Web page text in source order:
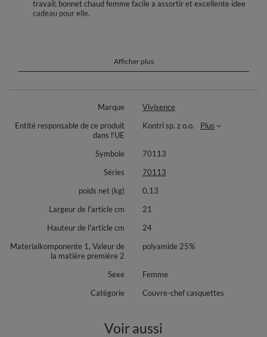
travail; bonnet chaud femme facile a assortir et excellente idee
cadeau pour elle.
respirabilité, idéale pour affronter le froid sans surchauffe. La texture ne
gratte pas, ce qui en fait un allié parfait pour la marche, les trajets en ville
facilement avec vos manteaux et écharpes préférés pour un look élégant
ensemble coordonné et harmonieux, adapté aussi bien au quotidien qu
aux occasions plus habillées.
Composition: 75% laine mérinos, 25% polyamide.
Afficher plus
Marque
Vivisence
Entité responsable de ce produit
dans l'UE
Kontri sp. z o.o. Plus
Symbole
70113
Séries
70113
poids net (kg)
0,13
Largeur de l'article cm
21
Hauteur de l'article cm
24
Materialkomponente 1, Valeur de
la matière première 2
polyamide 25%
Sexe
Femme
Catégorie
Couvre-chef casquettes
Voir aussi